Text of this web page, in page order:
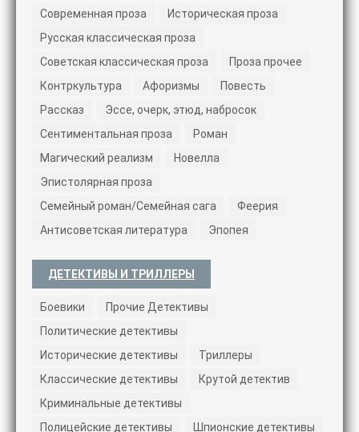
Современная проза
Историческая проза
Русская классическая проза
Советская классическая проза
Проза прочее
Контркультура
Афоризмы
Повесть
Рассказ
Эссе, очерк, этюд, набросок
Сентиментальная проза
Роман
Магический реализм
Новелла
Эпистолярная проза
Семейный роман/Семейная сага
Феерия
Антисоветская литература
Эпопея
ДЕТЕКТИВЫ И ТРИЛЛЕРЫ
Боевики
Прочие Детективы
Политические детективы
Исторические детективы
Триллеры
Классические детективы
Крутой детектив
Криминальные детективы
Полицейские детективы
Шпионские детективы